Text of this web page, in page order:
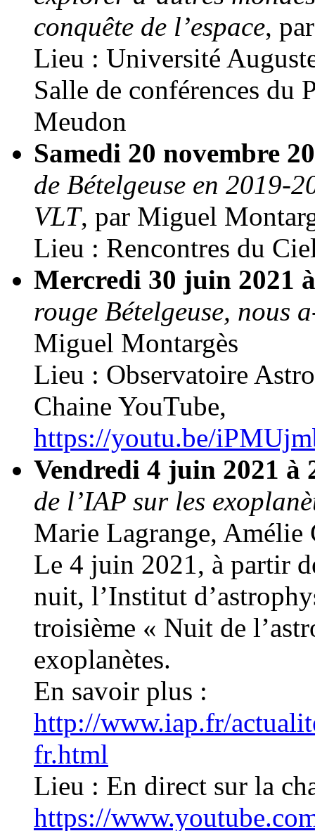
conquête de l’espace,
Lieu : Université
Salle de conférences du
Meudon
Samedi 20 novembre
de Bételgeuse en 2019-
VLT, par Miguel
Lieu : Rencontres du
Mercredi 30 juin 2021
rouge Bételgeuse, nous
Miguel Montargès
Lieu : Observatoire
Chaine YouTube,
https://youtu.be/
Vendredi 4 juin 2021 à
de l’IAP sur les
Marie Lagrange, Amélie
Le 4 juin 2021, à partir
nuit, l’Institut
troisième « Nuit de
exoplanètes.
En savoir plus :
http://www.iap.fr/
fr.html
Lieu : En direct sur la
https://